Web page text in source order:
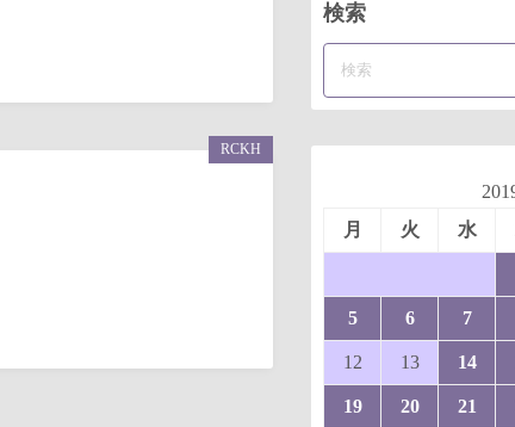
RCKH
検索
月
火 水
5 6 7
12 13 14
19 20 21